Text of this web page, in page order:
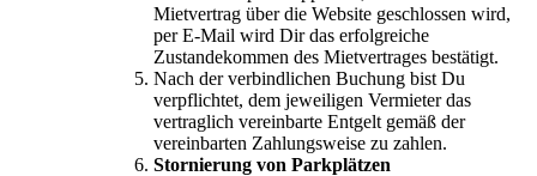
Mietvertrag über die Website geschlossen wird,
per E-Mail wird Dir das erfolgreiche
Zustandekommen des Mietvertrages bestätigt.
Nach der verbindlichen Buchung bist Du
verpflichtet, dem jeweiligen Vermieter das
vertraglich vereinbarte Entgelt gemäß der
vereinbarten Zahlungsweise zu zahlen.
Stornierung von Parkplätzen